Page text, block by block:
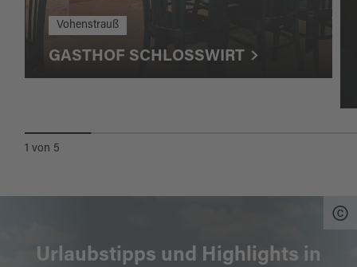
Vohenstrauß
GASTHOF SCHLOSSWIRT
1 von 5
Urlaubstipps und Highlights in